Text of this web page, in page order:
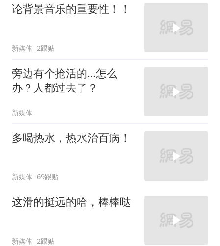
论背景音乐的重要性！！
新媒体 2跟贴
旁边有个抢活的…怎么
办？人都过去了？
新媒体
多喝热水，热水治百病！
新媒体 69跟贴
这滑的挺远的哈，棒棒哒
新媒体 2跟贴